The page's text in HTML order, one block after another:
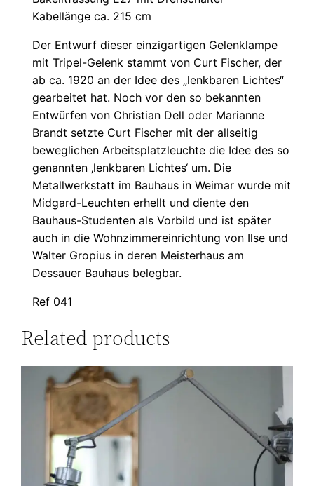
Kabellänge ca. 215 cm
Der Entwurf dieser einzigartigen Gelenklampe
mit Tripel-Gelenk stammt von Curt Fischer, der
ab ca. 1920 an der Idee des „lenkbaren Lichtes“
gearbeitet hat. Noch vor den so bekannten
Entwürfen von Christian Dell oder Marianne
Brandt setzte Curt Fischer mit der allseitig
beweglichen Arbeitsplatzleuchte die Idee des so
genannten ‚lenkbaren Lichtes‘ um. Die
Metallwerkstatt im Bauhaus in Weimar wurde mit
Midgard-Leuchten erhellt und diente den
Bauhaus-Studenten als Vorbild und ist später
auch in die Wohnzimmereinrichtung von Ilse und
Walter Gropius in deren Meisterhaus am
Dessauer Bauhaus belegbar.
Ref 041
Related products